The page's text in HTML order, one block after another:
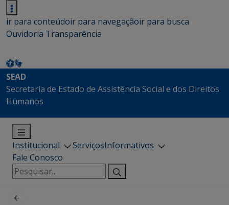
ir para conteúdoir para navegaçãoir para busca
Ouvidoria Transparência
SEAD
Secretaria de Estado de Assistência Social e dos Direitos
Humanos
Institucional ServiçosInformativos
Fale Conosco
Pesquisar
por: